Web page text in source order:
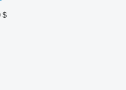
$